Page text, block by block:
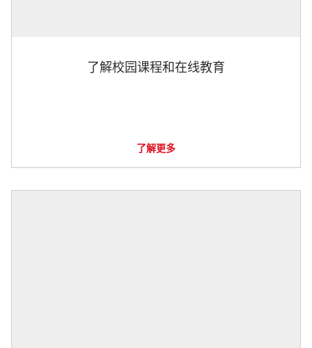
了解校园课程和在线教育
了解更多